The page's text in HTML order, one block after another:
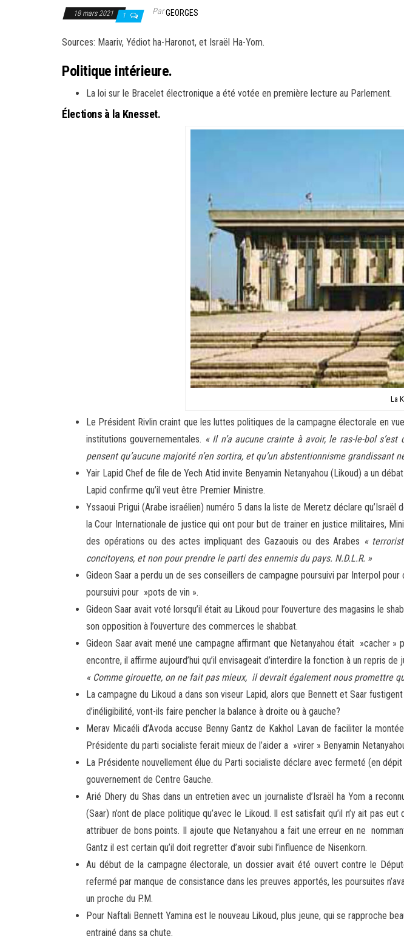
18 mars 2021 1 ParGEORGES
Sources: Maariv, Yédiot ha-Haronot, et Israël Ha-Yom.
Politique intérieure.
La loi sur le Bracelet électronique a été votée en première lecture au Parlement.
Élections à la Knesset.
La
Le Président Rivlin craint que les luttes politiques de la campagne électorale en
institutions gouvernementales. « Il n’a aucune crainte à avoir, le ras-le-bol
pensent qu’aucune majorité n’en sortira, et qu’un abstentionnisme grandissant
Yair Lapid Chef de file de Yech Atid invite Benyamin Netanyahou (Likoud) a un
Lapid confirme qu’il veut être Premier Ministre.
Yssaoui Prigui (Arabe israélien) numéro 5 dans la liste de Meretz déclare
la Cour Internationale de justice qui ont pour but de trainer en justice militaires,
des opérations ou des actes impliquant des Gazaouis ou des Arabes «
concitoyens, et non pour prendre le parti des ennemis du pays. N.D.L.R. »
Gideon Saar a perdu un de ses conseillers de campagne poursuivi par Interpol
poursuivi pour »pots de vin ».
Gideon Saar avait voté lorsqu’il était au Likoud pour l’ouverture des magasins le
son opposition à l’ouverture des commerces le shabbat.
Gideon Saar avait mené une campagne affirmant que Netanyahou était »cacher
encontre, il affirme aujourd’hui qu’il envisageait d’interdire la fonction à un repris
« Comme girouette, on ne fait pas mieux, il devrait également nous promettre
La campagne du Likoud a dans son viseur Lapid, alors que Bennett et Saar
d’inéligibilité, vont-ils faire pencher la balance à droite ou à gauche?
Merav Micaéli d’Avoda accuse Benny Gantz de Kakhol Lavan de faciliter la
Présidente du parti socialiste ferait mieux de l’aider a »virer » Benyamin
La Présidente nouvellement élue du Parti socialiste déclare avec fermeté (en
gouvernement de Centre Gauche.
Arié Dhery du Shas dans un entretien avec un journaliste d’Israël ha Yom a
(Saar) n’ont de place politique qu’avec le Likoud. Il est satisfait qu’il n’y ait pas
attribuer de bons points. Il ajoute que Netanyahou a fait une erreur en ne
Gantz il est certain qu’il doit regretter d’avoir subi l’influence de Nisenkorn.
Au début de la campagne électorale, un dossier avait été ouvert contre le
refermé par manque de consistance dans les preuves apportés, les poursuites
un proche du P.M.
Pour Naftali Bennett Yamina est le nouveau Likoud, plus jeune, qui se rapproche
entrainé dans sa chute.